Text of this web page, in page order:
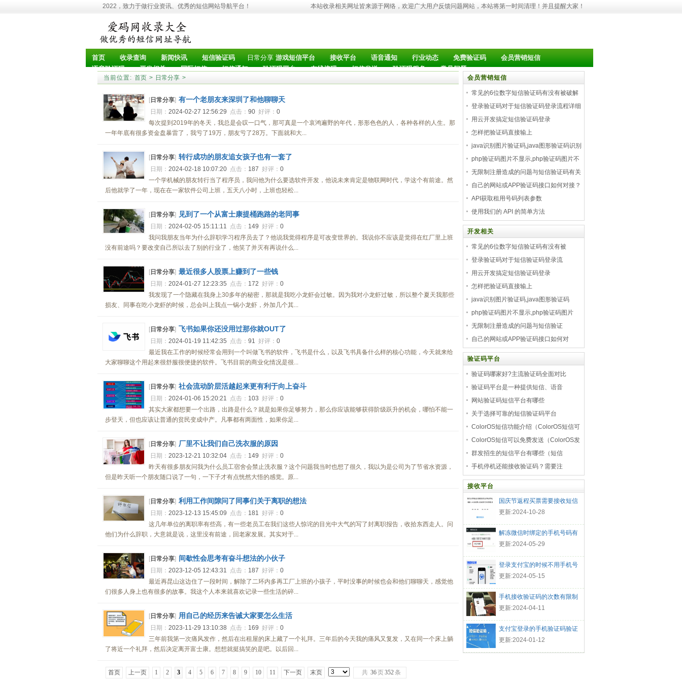
2022，致力于做行业资讯、优秀的短信网站导航平台！ 本站收录相关网址皆来源于网络，欢迎广大用户反馈问题网站，本站将第一时间清理！并且提醒大家！
首页 收录查询 新闻快讯 短信验证码 日常分享 游戏短信平台 接收平台 语音通知 行业动态 免费验证码
会员营销短信
语音验证码
开发相关 国际短信 短信通知 验证码平台 在线接码 短信发送 验证码服务 常见问题
当前位置: 首页 > 日常分享 >
[ 日常分享] 有一个老朋友来深圳了和他聊聊天
日期： 2024-02-27 12:56:29 点击： 90 好评： 0
每次提到2019年的冬天，我总是会叹一口气，那可真是一个哀鸿遍野的年代，形形色色的人，各种各样的人生。那
一年年底有很多资金盘暴雷了，我亏了19万，朋友亏了28万。下面就和大...
[ 日常分享] 转行成功的朋友追女孩子也有一套了
日期： 2024-02-18 10:07:20 点击： 187 好评： 0
一个学机械的朋友转行当了程序员，我问他为什么要选软件开发，他说未来肯定是物联网时代，学这个有前途。然
后他就学了一年，现在在一家软件公司上班，五天八小时，上班也轻松...
[ 日常分享] 见到了一个从富士康提桶跑路的老同事
日期： 2024-02-05 15:11:11 点击： 149 好评： 0
我问我朋友当年为什么辞职学习程序员去了？他说我觉得程序是可改变世界的。我说你不应该是觉得在红厂里上班
没有前途吗？要改变自己所以去了别的行业了，他笑了并灭有再说什么...
[ 日常分享] 最近很多人股票上赚到了一些钱
日期： 2024-01-27 12:23:35 点击： 172 好评： 0
我发现了一个隐藏在我身上30多年的秘密，那就是我吃小龙虾会过敏。因为我对小龙虾过敏，所以整个夏天我那些
损友、同事在吃小龙虾的时候，总会叫上我点一锅小龙虾，外加几个其...
[ 日常分享] 飞书如果你还没用过那你就OUT了
日期： 2024-01-19 11:42:35 点击： 91 好评： 0
最近我在工作的时候经常会用到一个叫做飞书的软件，飞书是什么，以及飞书具备什么样的核心功能，今天就来给
大家聊聊这个用起来很舒服很便捷的软件。飞书目前的商业化情况是很...
[ 日常分享] 社会流动阶层活越起来更有利于向上奋斗
日期： 2024-01-06 15:20:21 点击： 103 好评： 0
其实大家都想要一个出路，出路是什么？就是如果你足够努力，那么你应该能够获得阶级跃升的机会，哪怕不能一
步登天，但也应该让普通的贫民变成中产。凡事都有两面性，如果你足...
[ 日常分享] 厂里不让我们自己洗衣服的原因
日期： 2023-12-21 10:32:04 点击： 149 好评： 0
昨天有很多朋友问我为什么员工宿舍会禁止洗衣服？这个问题我当时也想了很久，我以为是公司为了节省水资源，
但是昨天听一个朋友随口说了一句，一下子才有点恍然大悟的感觉。原...
[ 日常分享] 利用工作间隙问了同事们关于离职的想法
日期： 2023-12-13 15:45:09 点击： 181 好评： 0
这几年单位的离职率有些高，有一些老员工在我们这些人惊诧的目光中大气的写了封离职报告，收拾东西走人。问
他们为什么辞职，大意就是说，这里没有前途，回老家发展。其实对于...
[ 日常分享] 间歇性会思考有奋斗想法的小伙子
日期： 2023-12-05 12:43:31 点击： 187 好评： 0
最近再昆山这边住了一段时间，解除了二环内多再工厂上班的小孩子，平时没事的时候也会和他们聊聊天，感觉他
们很多人身上也有很多的故事。我这个人本来就喜欢记录一些生活的碎...
[ 日常分享] 用自己的经历来告诫大家要怎么生活
日期： 2023-11-29 13:10:38 点击： 169 好评： 0
三年前我第一次痛风发作，然后在出租屋的床上藏了一个礼拜。三年后的今天我的痛风又复发，又在同一个床上躺
了将近一个礼拜，然后决定离开富士康。想想就挺搞笑的是吧。以后回...
首页 上一页 1 2 3 4 5 6 7 8 9 10 11 下一页 末页 共 36页352条
会员营销短信
常见的6位数字短信验证码有没有被破解
的
登录验证码对于短信验证码登录流程详细
用云开发搞定短信验证码登录
怎样把验证码直接输上
java识别图片验证码,java图形验证码识别
php验证码图片不显示,php验证码图片不
显示
无限制注册造成的问题与短信验证码有关
自己的网站或APP验证码接口如何对接？
API获取租用号码列表参数
使用我们的 API 的简单方法
开发相关
常见的6位数字短信验证码有没有被
登录验证码对于短信验证码登录流
用云开发搞定短信验证码登录
怎样把验证码直接输上
java识别图片验证码,java图形验证码
php验证码图片不显示,php验证码图片
无限制注册造成的问题与短信验证
自己的网站或APP验证码接口如何对
验证码平台
验证码哪家好?主流验证码全面对比
验证码平台是一种提供短信、语音
网站验证码短信平台有哪些
关于选择可靠的短信验证码平台
ColorOS短信功能介绍（ColorOS短信可
以
ColorOS短信可以免费发送（ColorOS发
送
群发招生的短信平台有哪些（短信
手机停机还能接收验证码？需要注
接收平台
国庆节返程买票需要接收短信
验证
更新:2024-10-28
解冻微信时绑定的手机号码有
什么
更新:2024-05-29
登录支付宝的时候不用手机号
码可
更新:2024-05-15
手机接收验证码的次数有限制
吗
更新:2024-04-11
支付宝登录的手机验证码验证
信息
更新:2024-01-12